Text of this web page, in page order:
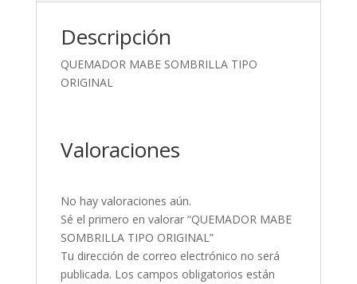
Descripción
QUEMADOR MABE SOMBRILLA TIPO
ORIGINAL
Valoraciones
No hay valoraciones aún.
Sé el primero en valorar “QUEMADOR MABE
SOMBRILLA TIPO ORIGINAL”
Tu dirección de correo electrónico no será
publicada. Los campos obligatorios están